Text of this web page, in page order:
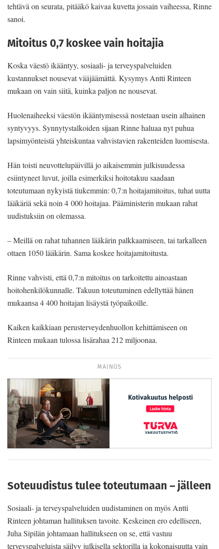
tehtävä on seurata, pitääkö kaivaa kuvetta jossain vaiheessa, Rinne
sanoi.
Mitoitus 0,7 koskee vain hoitajia
Koska väestö ikääntyy, sosiaali- ja terveyspalveluiden
kustannukset nousevat vääjäämättä. Kysymys Antti Rinteen
mukaan on vain siitä, kuinka paljon ne nousevat.
Huolenaiheeksi väestön ikääntymisessä nostetaan usein alhainen
syntyvyys. Synnytystalkoiden sijaan Rinne haluaa nyt puhua
lapsimyönteistä yhteiskuntaa vahvistavien rakenteiden luomisesta.
Hän toisti neuvottelupäivillä jo aikaisemmin julkisuudessa
esiintyneet luvut, joilla esimerkiksi hoitotakuu saadaan
toteutumaan nykyistä tiukemmin: 0,7:n hoitajamitoitus, tuhat uutta
lääkäriä sekä noin 4 000 hoitajaa. Pääministerin mukaan rahat
uudistuksiin on olemassa.
– Meillä on rahat tuhannen lääkärin palkkaamiseen, tai tarkalleen
ottaen 1050 lääkärin. Sama koskee hoitajamitoitusta.
Rinne vahvisti, että 0,7:n mitoitus on tarkoitettu ainoastaan
hoitohenkilökunnalle. Takuun toteutuminen edellyttää hänen
mukaansa 4 400 hoitajan lisäystä työpaikoille.
Kaiken kaikkiaan perusterveydenhuollon kehittämiseen on
Rinteen mukaan tulossa lisärahaa 212 miljoonaa.
MAINOS
Soteuudistus tulee toteutumaan – jälleen
Sosiaali- ja terveyspalveluiden uudistaminen on myös Antti
Rinteen johtaman hallituksen tavoite. Keskeinen ero edelliseen,
Juha Sipilän johtamaan hallitukseen on se, että vastuu
terveyspalveluista säilyy julkisella sektorilla ja kokonaisuutta vain